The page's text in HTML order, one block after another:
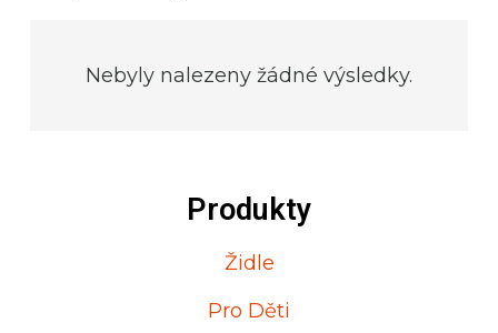
Nebyly nalezeny žádné výsledky.
Produkty
Židle
Pro Děti